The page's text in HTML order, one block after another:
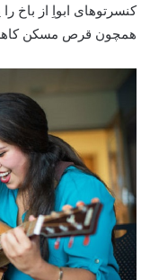
کنسرتوهای ابواِ از باخ
همچون قرص مسکن